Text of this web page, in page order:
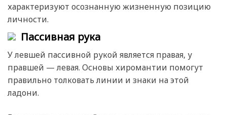
характеризуют осознанную жизненную позицию
личности.
Пассивная рука
У левшей пассивной рукой является правая, у
правшей — левая. Основы хиромантии помогут
правильно толковать линии и знаки на этой
ладони.